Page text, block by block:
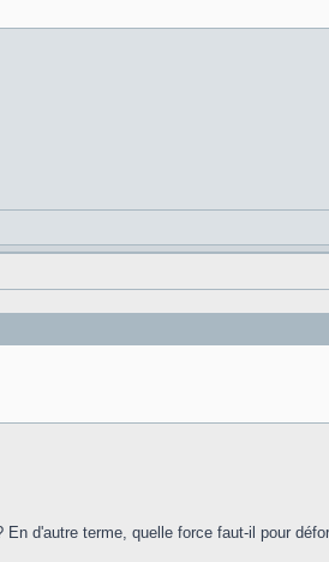
d'autre terme, quelle force faut-il pour